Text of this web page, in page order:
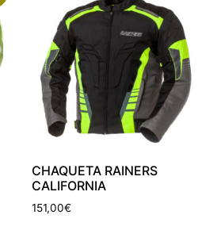
CHAQUETA RAINERS
CALIFORNIA
151,00€